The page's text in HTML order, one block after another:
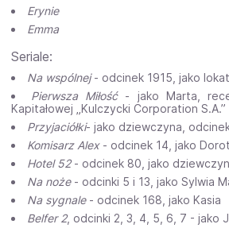
Erynie
Emma
Seriale:
Na wspólnej- odcinek 1915, jako
Pierwsza Miłość - jako Marta,
Kapitałowej „Kulczycki Corporation S.A.”
Przyjaciółki- jako dziewczyna,
Komisarz Alex - odcinek 14, jako
Hotel 52- odcinek 80, jako
Na noże - odcinki 5 i 13, jako Sylwia
Na sygnale - odcinek 168, jako Kasia
Belfer 2, odcinki 2, 3, 4, 5, 6, 7 - jako